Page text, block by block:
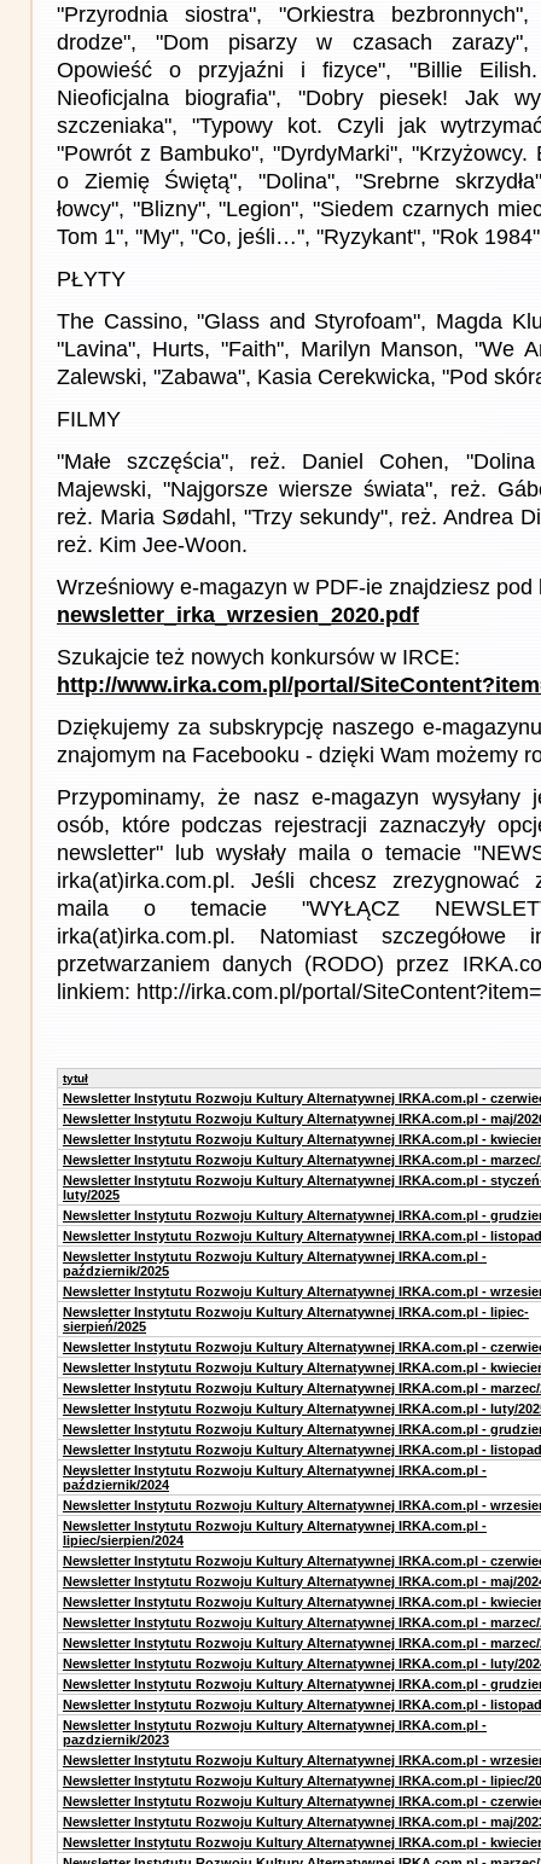
"Przyrodnia siostra", "Orkiestra
drodze", "Dom pisarzy w czasach zarazy",
Opowieść o przyjaźni i fizyce", "Billie
Nieoficjalna biografia", "Dobry piesek! Jak
szczeniaka", "Typowy kot. Czyli jak
"Powrót z Bambuko", "DyrdyMarki", "Krzyżowcy.
o Ziemię Świętą", "Dolina", "Srebrne
łowcy", "Blizny", "Legion", "Siedem czarnych
Tom 1", "My", "Co, jeśli…", "Ryzykant", "Rok
PŁYTY
The Cassino, "Glass and Styrofoam", Magda
"Lavina", Hurts, "Faith", Marilyn Manson, "We
Zalewski, "Zabawa", Kasia Cerekwicka, "Pod
FILMY
"Małe szczęścia", reż. Daniel Cohen,
Majewski, "Najgorsze wiersze świata", reż.
reż. Maria Sødahl, "Trzy sekundy", reż. Andrea
reż. Kim Jee-Woon.
Wrześniowy e-magazyn w PDF-ie znajdziesz pod
newsletter_irka_wrzesien_2020.pdf
Szukajcie też nowych konkursów w IRCE:
http://www.irka.com.pl/portal/
Dziękujemy za subskrypcję naszego e-
znajomym na Facebooku - dzięki Wam możemy
Przypominamy, że nasz e-magazyn
osób, które podczas rejestracji zaznaczyły
newsletter" lub wysłały maila o temacie
irka(at)irka.com.pl. Jeśli chcesz zrezygnować
maila o temacie "WYŁĄCZ
irka(at)irka.com.pl. Natomiast szczegółowe
przetwarzaniem danych (RODO) przez
linkiem: http://irka.com.pl/portal/
tytuł
Newsletter Instytutu Rozwoju Kultury Alternatywnej IRKA.com.pl -
Newsletter Instytutu Rozwoju Kultury Alternatywnej IRKA.com.pl - maj/
Newsletter Instytutu Rozwoju Kultury Alternatywnej IRKA.com.pl -
Newsletter Instytutu Rozwoju Kultury Alternatywnej IRKA.com.pl - marzec/
Newsletter Instytutu Rozwoju Kultury Alternatywnej IRKA.com.pl -
luty/2025
Newsletter Instytutu Rozwoju Kultury Alternatywnej IRKA.com.pl -
Newsletter Instytutu Rozwoju Kultury Alternatywnej IRKA.com.pl -
Newsletter Instytutu Rozwoju Kultury Alternatywnej IRKA.com.pl -
październik/2025
Newsletter Instytutu Rozwoju Kultury Alternatywnej IRKA.com.pl -
Newsletter Instytutu Rozwoju Kultury Alternatywnej IRKA.com.pl - lipiec-
sierpień/2025
Newsletter Instytutu Rozwoju Kultury Alternatywnej IRKA.com.pl -
Newsletter Instytutu Rozwoju Kultury Alternatywnej IRKA.com.pl -
Newsletter Instytutu Rozwoju Kultury Alternatywnej IRKA.com.pl - marzec/
Newsletter Instytutu Rozwoju Kultury Alternatywnej IRKA.com.pl - luty/
Newsletter Instytutu Rozwoju Kultury Alternatywnej IRKA.com.pl -
Newsletter Instytutu Rozwoju Kultury Alternatywnej IRKA.com.pl -
Newsletter Instytutu Rozwoju Kultury Alternatywnej IRKA.com.pl -
październik/2024
Newsletter Instytutu Rozwoju Kultury Alternatywnej IRKA.com.pl -
Newsletter Instytutu Rozwoju Kultury Alternatywnej IRKA.com.pl -
lipiec/sierpien/2024
Newsletter Instytutu Rozwoju Kultury Alternatywnej IRKA.com.pl -
Newsletter Instytutu Rozwoju Kultury Alternatywnej IRKA.com.pl - maj/
Newsletter Instytutu Rozwoju Kultury Alternatywnej IRKA.com.pl -
Newsletter Instytutu Rozwoju Kultury Alternatywnej IRKA.com.pl - marzec/
Newsletter Instytutu Rozwoju Kultury Alternatywnej IRKA.com.pl - marzec/
Newsletter Instytutu Rozwoju Kultury Alternatywnej IRKA.com.pl - luty/
Newsletter Instytutu Rozwoju Kultury Alternatywnej IRKA.com.pl -
Newsletter Instytutu Rozwoju Kultury Alternatywnej IRKA.com.pl -
Newsletter Instytutu Rozwoju Kultury Alternatywnej IRKA.com.pl -
pazdziernik/2023
Newsletter Instytutu Rozwoju Kultury Alternatywnej IRKA.com.pl -
Newsletter Instytutu Rozwoju Kultury Alternatywnej IRKA.com.pl - lipiec/
Newsletter Instytutu Rozwoju Kultury Alternatywnej IRKA.com.pl -
Newsletter Instytutu Rozwoju Kultury Alternatywnej IRKA.com.pl - maj/
Newsletter Instytutu Rozwoju Kultury Alternatywnej IRKA.com.pl -